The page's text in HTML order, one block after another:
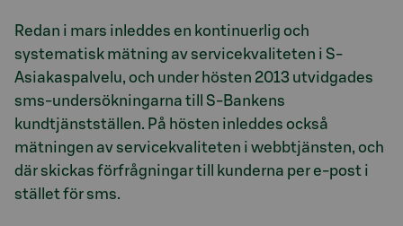
Redan i mars inleddes en kontinuerlig och
systematisk mätning av servicekvaliteten i S-
Asiakaspalvelu, och under hösten 2013 utvidgades
sms-undersökningarna till S-Bankens
kundtjänstställen. På hösten inleddes också
mätningen av servicekvaliteten i webbtjänsten, och
där skickas förfrågningar till kunderna per e-post i
stället för sms.